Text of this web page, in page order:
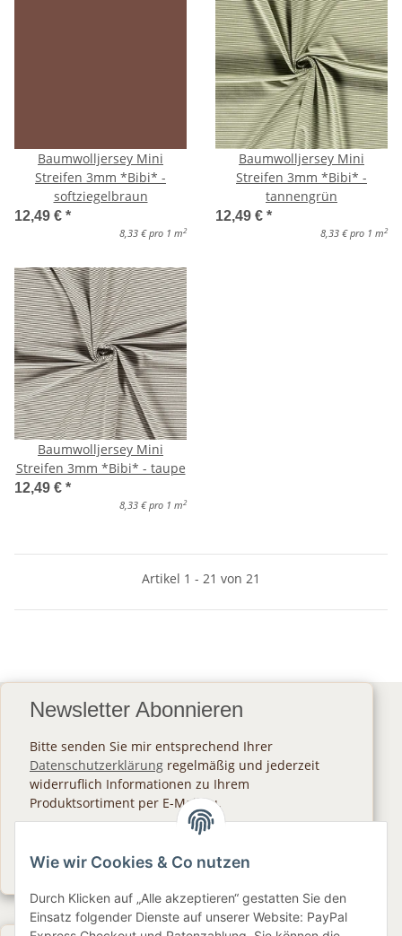
Baumwolljersey Mini
Streifen 3mm *Bibi* -
softziegelbraun
12,49 € *
8,33 € pro 1 m 2
Baumwolljersey Mini
Streifen 3mm *Bibi* -
tannengrün
12,49 € *
8,33 € pro 1 m 2
Baumwolljersey Mini
Streifen 3mm *Bibi* - taupe
12,49 € *
8,33 € pro 1 m 2
Artikel 1 - 21 von 21
Newsletter Abonnieren
Bitte senden Sie mir entsprechend Ihrer
Datenschutzerklärung regelmäßig und jederzeit
widerruflich Informationen zu Ihrem
Produktsortiment per E-Mail zu.
Newsletter Abonnieren
Wie wir Cookies & Co nutzen
Durch Klicken auf „Alle akzeptieren“ gestatten Sie den
Einsatz folgender Dienste auf unserer Website: PayPal